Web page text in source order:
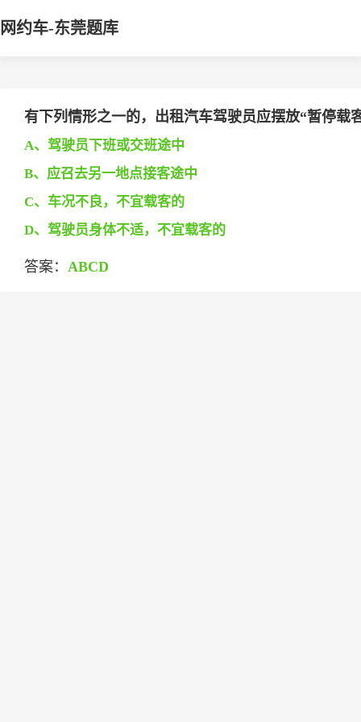
网约车-东莞题库
有下列情形之一的，出租汽车驾驶员应摆放“暂停载
A、驾驶员下班或交班途中
B、应召去另一地点接客途中
C、车况不良，不宜载客的
D、驾驶员身体不适，不宜载客的
答案： ABCD